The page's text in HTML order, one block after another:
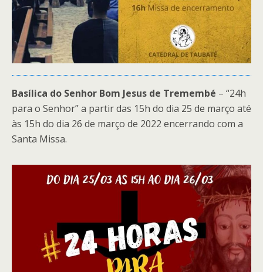
Basílica do Senhor Bom Jesus de Tremembé – “24h
para o Senhor” a partir das 15h do dia 25 de março até
às 15h do dia 26 de março de 2022 encerrando com a
Santa Missa.